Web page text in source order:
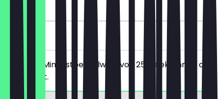
vor Ort
Ab einem Mindestbestellwert von 25€ bekommst du
10€ Rabatt.